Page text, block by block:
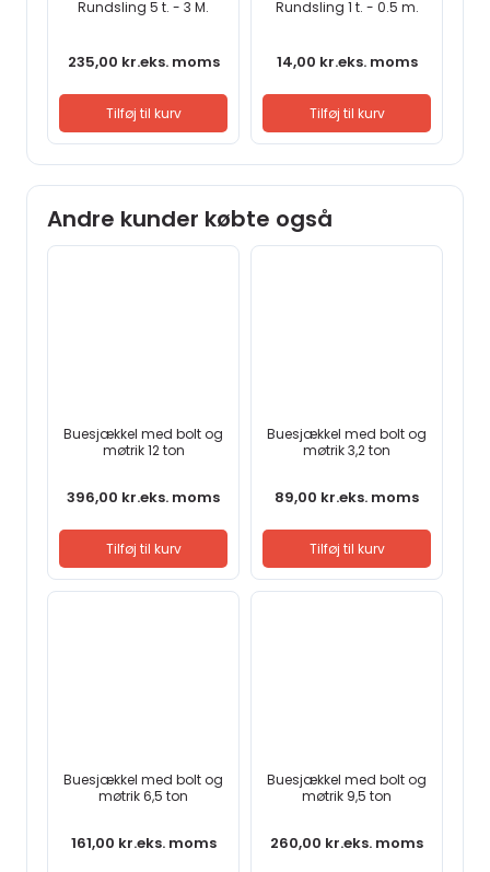
Rundsling 5 t. - 3 M.
235,00 kr.eks. moms
Tilføj til kurv
Rundsling 1 t. - 0.5 m.
14,00 kr.eks. moms
Tilføj til kurv
Andre kunder købte også
Buesjækkel med bolt og
møtrik 12 ton
396,00 kr.eks. moms
Tilføj til kurv
Buesjækkel med bolt og
møtrik 3,2 ton
89,00 kr.eks. moms
Tilføj til kurv
Buesjækkel med bolt og
møtrik 6,5 ton
161,00 kr.eks. moms
Buesjækkel med bolt og
møtrik 9,5 ton
260,00 kr.eks. moms